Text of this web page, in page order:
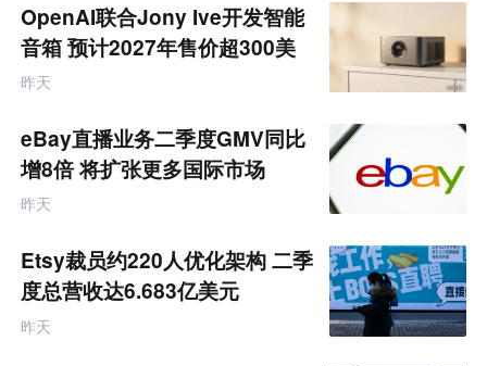
OpenAI联合Jony Ive开发智能
音箱 预计2027年售价超300美
元
昨天
eBay直播业务二季度GMV同比
增8倍 将扩张更多国际市场
昨天
Etsy裁员约220人优化架构 二季
度总营收达6.683亿美元
昨天